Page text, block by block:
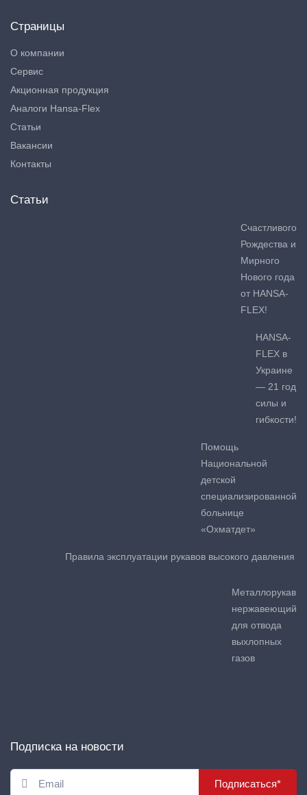
Страницы
О компании
Сервис
Акционная продукция
Аналоги Hansa-Flex
Статьи
Вакансии
Контакты
Статьи
Счастливого
Рождества и
Мирного
Нового года
от HANSA-
FLEX!
HANSA-
FLEX в
Украине
— 21 год
силы и
гибкости!
Помощь
Национальной
детской
специализированной
больнице
«Охматдет»
Правила эксплуатации рукавов высокого давления
Металлорукав
нержавеющий
для отвода
выхлопных
газов
Подписка на новости
Подписаться*